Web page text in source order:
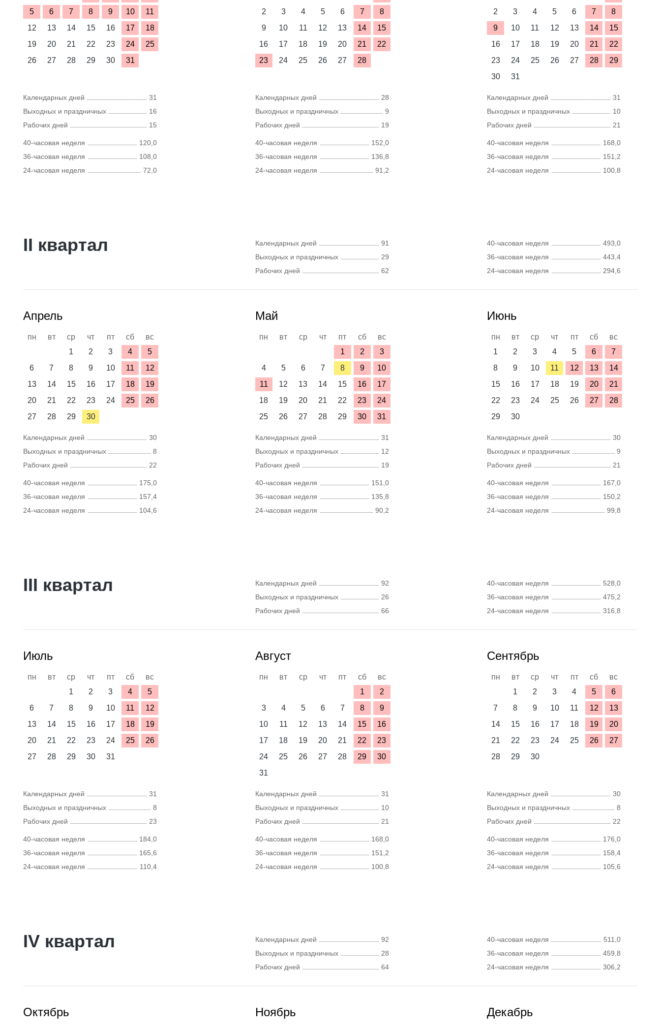
5
6 7 8 9 10
11
12
13 14 15 16 17
18
19
20 21 22 23 24
25
26
27 28 29 30 31
Календарных дней
31
Выходных и праздничных
16
Рабочих дней
15
40-часовая неделя
120,0
36-часовая неделя
108,0
24-часовая неделя
72,0
2
3 4 5 6 7
8
9
10 11 12 13 14
15
16
17 18 19 20 21
22
23
24 25 26 27 28
Календарных дней
28
Выходных и праздничных
9
Рабочих дней
19
40-часовая неделя
152,0
36-часовая неделя
136,8
24-часовая неделя
91,2
2
3 4 5 6 7
8
9
10 11 12 13 14
15
16
17 18 19 20 21
22
23
24 25 26 27 28
29
30
31
Календарных дней
31
Выходных и праздничных
10
Рабочих дней
21
40-часовая неделя
168,0
36-часовая неделя
151,2
24-часовая неделя
100,8
II квартал Календарных дней
91
Выходных и праздничных
29
Рабочих дней
62
40-часовая неделя
493,0
36-часовая неделя
443,4
24-часовая неделя
294,6
Апрель
пн вт ср чт пт сб
вс
1
2 3 4
5
6
7 8 9 10 11
12
13
14 15 16 17 18
19
20
21 22 23 24 25
26
27
28 29 30
Календарных дней
30
Выходных и праздничных
8
Рабочих дней
22
40-часовая неделя
175,0
36-часовая неделя
157,4
24-часовая неделя
104,6
Май
пн вт ср чт пт сб
вс
1
2
3
4
5 6 7 8 9
10
11
12 13 14 15 16
17
18
19 20 21 22 23
24
25
26 27 28 29 30 31
Календарных дней
31
Выходных и праздничных
12
Рабочих дней
19
40-часовая неделя
151,0
36-часовая неделя
135,8
24-часовая неделя
90,2
Июнь
пн вт ср чт пт сб
вс
1
2 3 4 5 6
7
8
9 10 11 12 13
14
15
16 17 18 19 20
21
22
23 24 25 26 27
28
29
30
Календарных дней
30
Выходных и праздничных
9
Рабочих дней
21
40-часовая неделя
167,0
36-часовая неделя
150,2
24-часовая неделя
99,8
III квартал Календарных дней
92
Выходных и праздничных
26
Рабочих дней
66
40-часовая неделя
528,0
36-часовая неделя
475,2
24-часовая неделя
316,8
Июль
пн вт ср чт пт сб
вс
1
2 3 4
5
6
7 8 9 10 11
12
13
14 15 16 17 18
19
20
21 22 23 24 25
26
27
28 29 30 31
Календарных дней
31
Выходных и праздничных
8
Рабочих дней
23
40-часовая неделя
184,0
36-часовая неделя
165,6
24-часовая неделя
110,4
Август
пн вт ср чт пт сб
вс
1
2
3
4 5 6 7 8
9
10
11 12 13 14 15
16
17
18 19 20 21 22
23
24
25 26 27 28 29
30
31
Календарных дней
31
Выходных и праздничных
10
Рабочих дней
21
40-часовая неделя
168,0
36-часовая неделя
151,2
24-часовая неделя
100,8
Сентябрь
пн вт ср чт пт сб
вс
1
2 3 4 5
6
7
8 9 10 11 12
13
14
15 16 17 18 19
20
21
22 23 24 25 26
27
28
29 30
Календарных дней
30
Выходных и праздничных
8
Рабочих дней
22
40-часовая неделя
176,0
36-часовая неделя
158,4
24-часовая неделя
105,6
IV квартал Календарных дней
92
Выходных и праздничных
28
Рабочих дней
64
40-часовая неделя
511,0
36-часовая неделя
459,8
24-часовая неделя
306,2
Октябрь Ноябрь Декабрь